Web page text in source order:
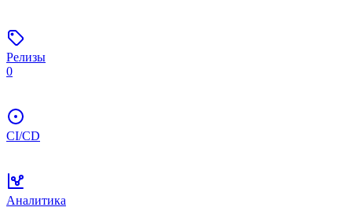
Релизы
0
CI/CD
Аналитика